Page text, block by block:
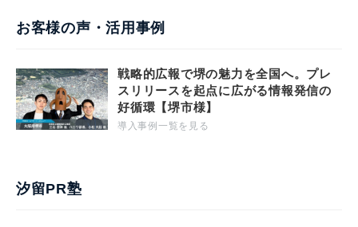
お客様の声・活用事例
戦略的広報で堺の魅力を全国へ。プレ
スリリースを起点に広がる情報発信の
好循環【堺市様】
導入事例一覧を見る
汐留PR塾